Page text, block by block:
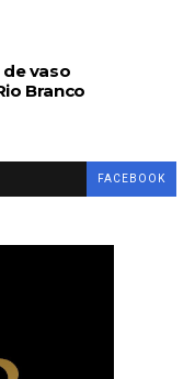
vaso
Branco
FACEBOOK